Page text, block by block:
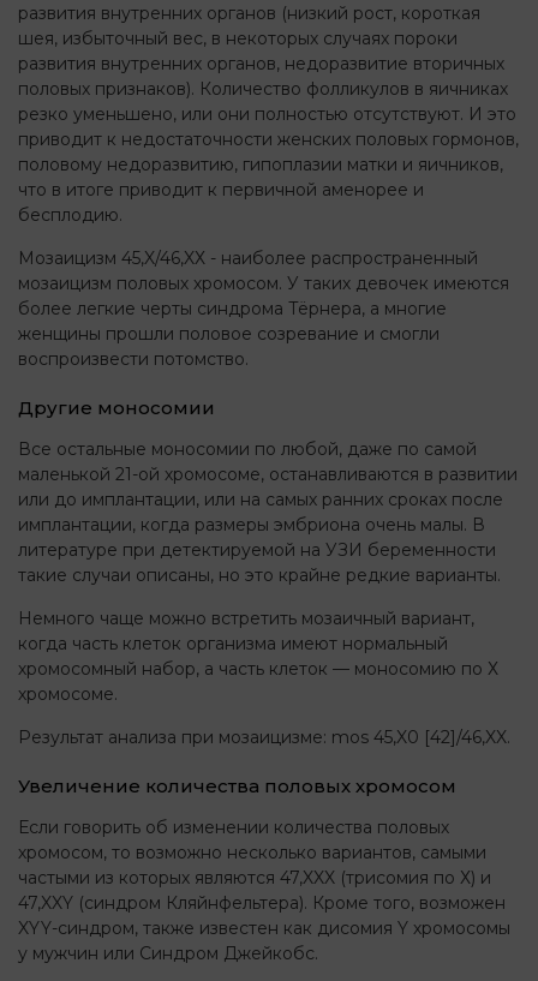
развития внутренних органов (низкий рост, короткая
шея, избыточный вес, в некоторых случаях пороки
развития внутренних органов, недоразвитие вторичных
половых признаков). Количество фолликулов в яичниках
резко уменьшено, или они полностью отсутствуют. И это
приводит к недостаточности женских половых гормонов,
половому недоразвитию, гипоплазии матки и яичников,
что в итоге приводит к первичной аменорее и
бесплодию.
Мозаицизм 45,X/46,XХ - наиболее распространенный
мозаицизм половых хромосом. У таких девочек имеются
более легкие черты синдрома Тёрнера, а многие
женщины прошли половое созревание и смогли
воспроизвести потомство.
Другие моносомии
Все остальные моносомии по любой, даже по самой
маленькой 21-ой хромосоме, останавливаются в развитии
или до имплантации, или на самых ранних сроках после
имплантации, когда размеры эмбриона очень малы. В
литературе при детектируемой на УЗИ беременности
такие случаи описаны, но это крайне редкие варианты.
Немного чаще можно встретить мозаичный вариант,
когда часть клеток организма имеют нормальный
хромосомный набор, а часть клеток — моносомию по Х
хромосоме.
Результат анализа при мозаицизме: mos 45,X0 [42]/46,XX.
Увеличение количества половых хромосом
Если говорить об изменении количества половых
хромосом, то возможно несколько вариантов, самыми
частыми из которых являются 47,XXX (трисомия по Х) и
47,XXY (синдром Кляйнфельтера). Кроме того, возможен
XYY-синдром, также известен как дисомия Y хромосомы
у мужчин или Синдром Джейкобс.